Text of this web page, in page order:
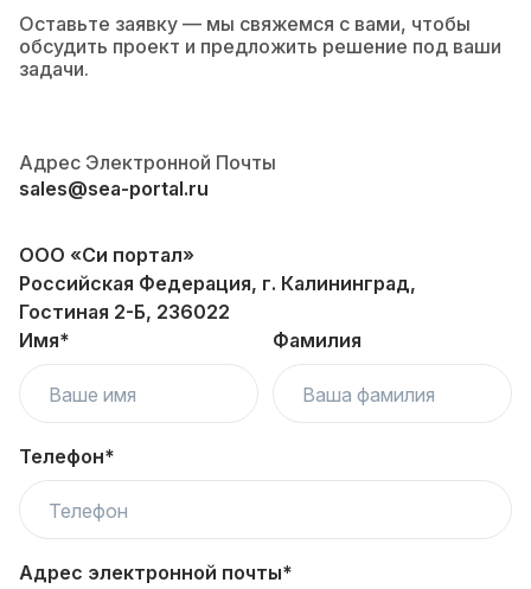
Оставьте заявку — мы свяжемся с вами, чтобы
обсудить проект и предложить решение под ваши
задачи.
Адрес Электронной Почты
sales@sea-portal.ru
ООО «Си портал»
Российская Федерация, г. Калининград,
Гостиная 2-Б, 236022
Имя*
Фамилия
Телефон*
Адрес электронной почты*